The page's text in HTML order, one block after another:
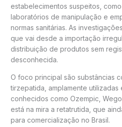
estabelecimentos suspeitos,
laboratórios de manipulação e
normas sanitárias. As
que vai desde a importação
distribuição de produtos sem
desconhecida.
O foco principal são substâncias
tirzepatida , amplamente
conhecidos como Ozempic
está na mira a retatrutida , que
para comercialização no Brasil.